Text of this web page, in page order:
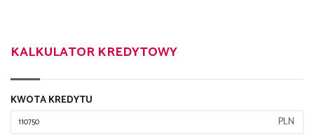
KALKULATOR KREDYTOWY
KWOTA KREDYTU
PLN